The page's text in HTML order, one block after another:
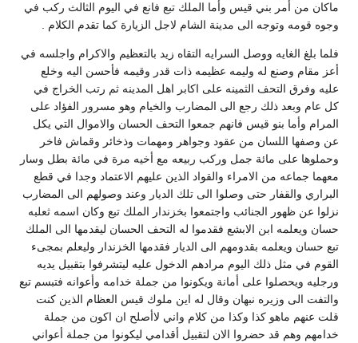
ماكان من أمر بني قيس وأما الملك تبع فانع في اليوم الثالث ركب في
وجوه قومه وتوجه الى مدينة الشام لاجل الزيارة كما تقدم الكلام .
فلما بلغ الغايه ووصل السرايه التقاه زيد بالتعظيم والاكرام واجلسه في
أعز مقام وصنع له وليمه عظيمه ذات قدر وقيمه فأحسن اليه وخلع
عليه وفرق التحف الثمينه على اكابر اهل المدينه ثم رتب الخراج في
كل عام وبعد ذلك رجع الى المضارب والخيام وهو مسرور الفؤاد على
المرام وأما بنو قيس فانهم جمعوا التحف الحسان والاموال التي يكل
عن وصفها اللسان من عقود وجواهر ومهمات وذخائر وقماش فاخر
وحملوها على مائة جمل وركب ربيعه مع أخيه مرة في مائة بطل وسار
معهما جماعه من الامراء والقواد الذين عليهم الاعتماد وجدا في قطع
البراري والقفار حتى وصلوا الى تلك الديار وعند وصولهم الى المضارب
نزلوا عن ظهور الجنائب واجتمعوا بخزندار الملك تبع وكان اسمه ثعلبه
حسان ويعلمه ابن الابشع فقدموا له التحف الحسان ليقدمها الى الملك
تبع حسان ويعلمه بقدومهم الى الديار فقدمها الخزندار وليعلم بمجىء
القوم في مثل ذلك اليوم مرادهم الدخول عليه ليتشرفوا بتقبيل يديه
ورجليه ويحصلوا على أمانة ويكونوا من جملة خدامه وأعوانه فتبسم تبع
والتفت الى وزيره نبهان وقال له اين ملوك قيس العظام الذين كنت
قلت عنهم ماهو كذا وكذا من كلام واني لاأصلح ان اكون من جملة
خدامهم وهم قد حضروا الان لتقبيل أقدامي ليكونوا من جملة أعواني